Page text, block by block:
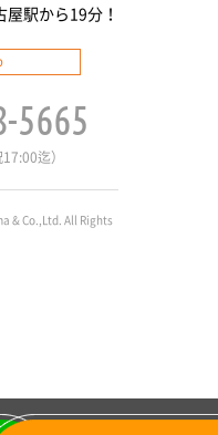
屋駅から19分！
5665
迄）
& Co.,Ltd. All Rights